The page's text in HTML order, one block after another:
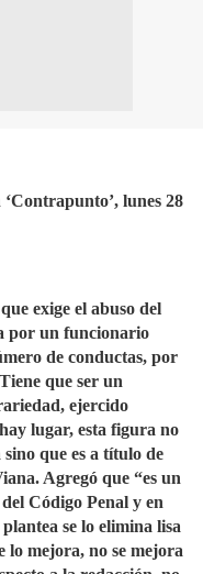
lunes 28
exige el abuso del
por un funcionario
de conductas, por
que ser un
ejercido
lugar, esta figura no
que es a título de
Agregó que “es un
Código Penal y en
se lo elimina lisa
lo mejora, no se mejora